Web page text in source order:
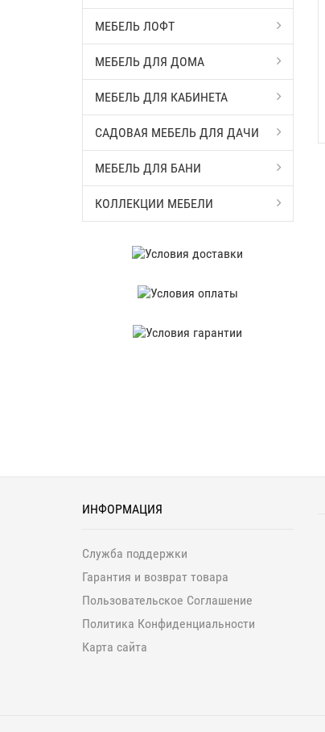
МЕБЕЛЬ ЛОФТ
МЕБЕЛЬ ДЛЯ ДОМА
МЕБЕЛЬ ДЛЯ КАБИНЕТА
САДОВАЯ МЕБЕЛЬ ДЛЯ ДАЧИ
МЕБЕЛЬ ДЛЯ БАНИ
КОЛЛЕКЦИИ МЕБЕЛИ
ИНФОРМАЦИЯ
Служба поддержки
Гарантия и возврат товара
Пользовательское Соглашение
Политика Конфиденциальности
Карта сайта